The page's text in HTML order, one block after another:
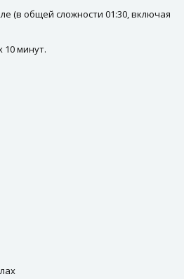
(в общей сложности 01:30, включая
минут.